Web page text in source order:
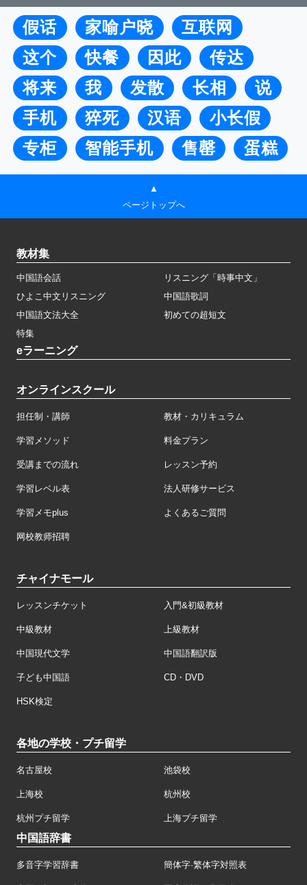
假话 家喻户晓
互联网
这个
快餐 因此
传达
将来
我 发散 长相
说
手机
猝死 汉语
小长假
专柜
智能手机 售罄 蛋糕
▲
ページトップへ
教材集
中国語会話
リスニング「時事中文」
ひよこ中文リスニング
中国語歌詞
中国語文法大全
初めての超短文
特集
eラーニング
オンラインスクール
担任制・講師 教材・カリキュラム
学習メソッド 料金プラン
受講までの流れ レッスン予約
学習レベル表 法人研修サービス
学習メモplus よくあるご質問
网校教师招聘
チャイナモール
レッスンチケット 入門&初級教材
中級教材 上級教材
中国現代文学 中国語翻訳版
子ども中国語 CD・DVD
HSK検定
各地の学校・プチ留学
名古屋校 池袋校
上海校 杭州校
杭州プチ留学 上海プチ留学
中国語辞書
多音字学習辞書 簡体字·繁体字対照表